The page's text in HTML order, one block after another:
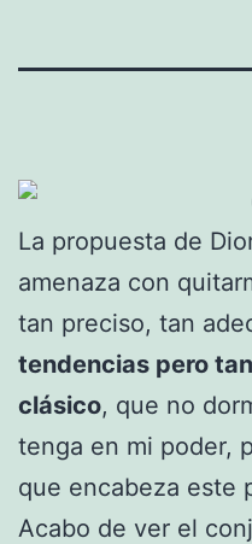
La propuesta de
amenaza con
tan preciso, tan
tendencias pero
clásico, que no
tenga en mi poder,
que encabeza este
Acabo de ver el